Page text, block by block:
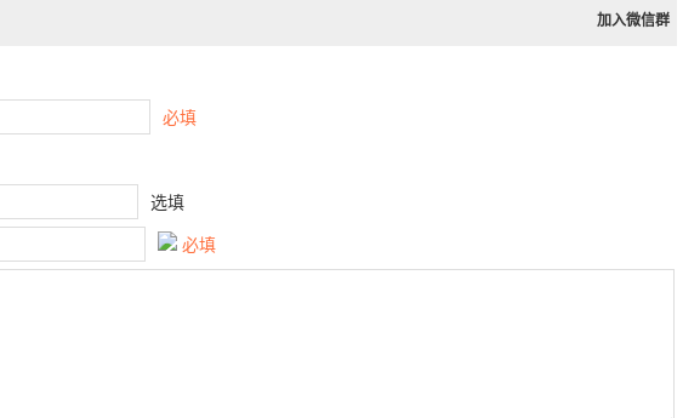
加入微信群
必填
选填
必填